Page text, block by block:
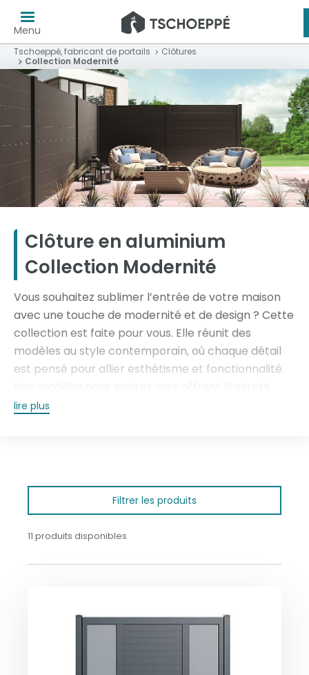
Menu
Tschoeppé, fabricant de portails
Clôtures
Collection Modernité
Clôture en aluminium
Collection Modernité
Vous souhaitez sublimer l’entrée de votre maison
avec une touche de modernité et de design ? Cette
collection est faite pour vous. Elle réunit des
modèles au style contemporain, où chaque détail
est pensé pour allier esthétisme et fonctionnalité.
dans les lignes et les modèles avec cadre laisserons
lire plus
Filtrer les produits
11 produits disponibles